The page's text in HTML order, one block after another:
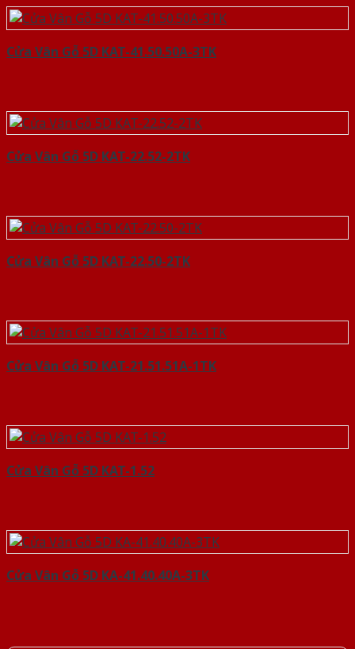
Cửa Vân Gỗ 5D KAT-41.50.50A-3TK
Cửa Vân Gỗ 5D KAT-22.52-2TK
Cửa Vân Gỗ 5D KAT-22.50-2TK
Cửa Vân Gỗ 5D KAT-21.51.51A-1TK
Cửa Vân Gỗ 5D KAT-1.52
Cửa Vân Gỗ 5D KA-41.40.40A-3TK